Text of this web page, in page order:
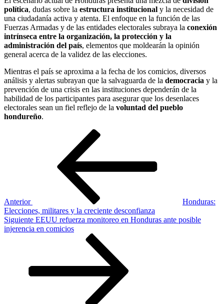
política, dudas sobre la estructura institucional y la necesidad de
una ciudadanía activa y atenta. El enfoque en la función de las
Fuerzas Armadas y de las entidades electorales subraya la conexión
intrínseca entre la organización, la protección y la
administración del país, elementos que moldearán la opinión
general acerca de la validez de las elecciones.
Mientras el país se aproxima a la fecha de los comicios, diversos
análisis y alertas subrayan que la salvaguarda de la democracia y la
prevención de una crisis en las instituciones dependerán de la
habilidad de los participantes para asegurar que los desenlaces
electorales sean un fiel reflejo de la voluntad del pueblo
hondureño.
Anterior
Honduras:
Elecciones, militares y la creciente desconfianza
Siguiente
entrada
Siguiente EEUU refuerza monitoreo en Honduras ante posible
injerencia en comicios